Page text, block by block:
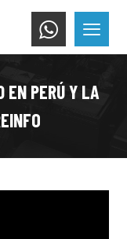
PERÚ Y LA